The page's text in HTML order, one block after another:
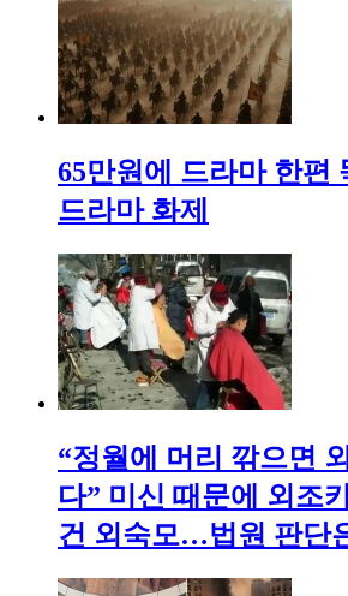
65만원에 드라마 한편
드라마 화제
“정월에 머리 깎으면
다” 미신 때문에 외조
건 외숙모…법원 판단